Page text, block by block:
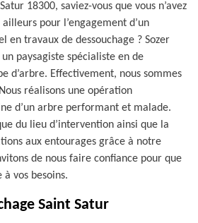
18300, saviez-vous que vous n’avez
pour l’engagement d’un
en travaux de dessouchage ? Sozer
paysagiste spécialiste en de
d’arbre. Effectivement, nous sommes
réalisons une opération
d’un arbre performant et malade.
du lieu d’intervention ainsi que la
aux entourages grâce à notre
de nous faire confiance pour que
à vos besoins.
Saint Satur